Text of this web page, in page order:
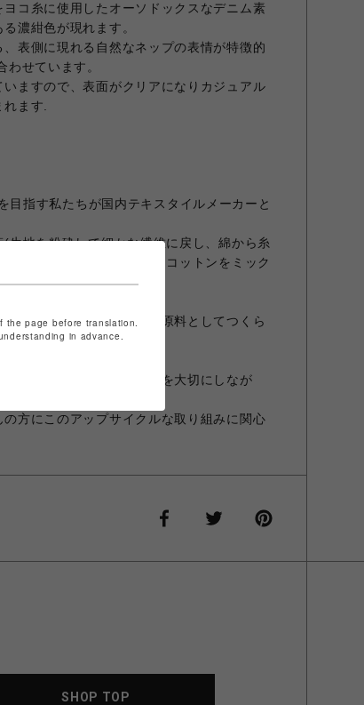
コ糸に使用したオーソドックスなデニム素
濃紺色が現れます。
表側に現れる自然なネップの表情が特徴的
せています。
ますので、表面がクリアになりカジュアル
ます.
目指す私たちが国内テキスタイルメーカーと
生地を粉砕して細かな繊維に戻し、綿から糸
ンの短い繊維にヴァージンコットンをミック
ン糸を作り出しました。
断したあとの裁断くずを原料としてつくら
することで貴重な天然資源を大切にしなが
方にこのアップサイクルな取り組みに関心
SHOP TOP
the page before translation.
in advance.